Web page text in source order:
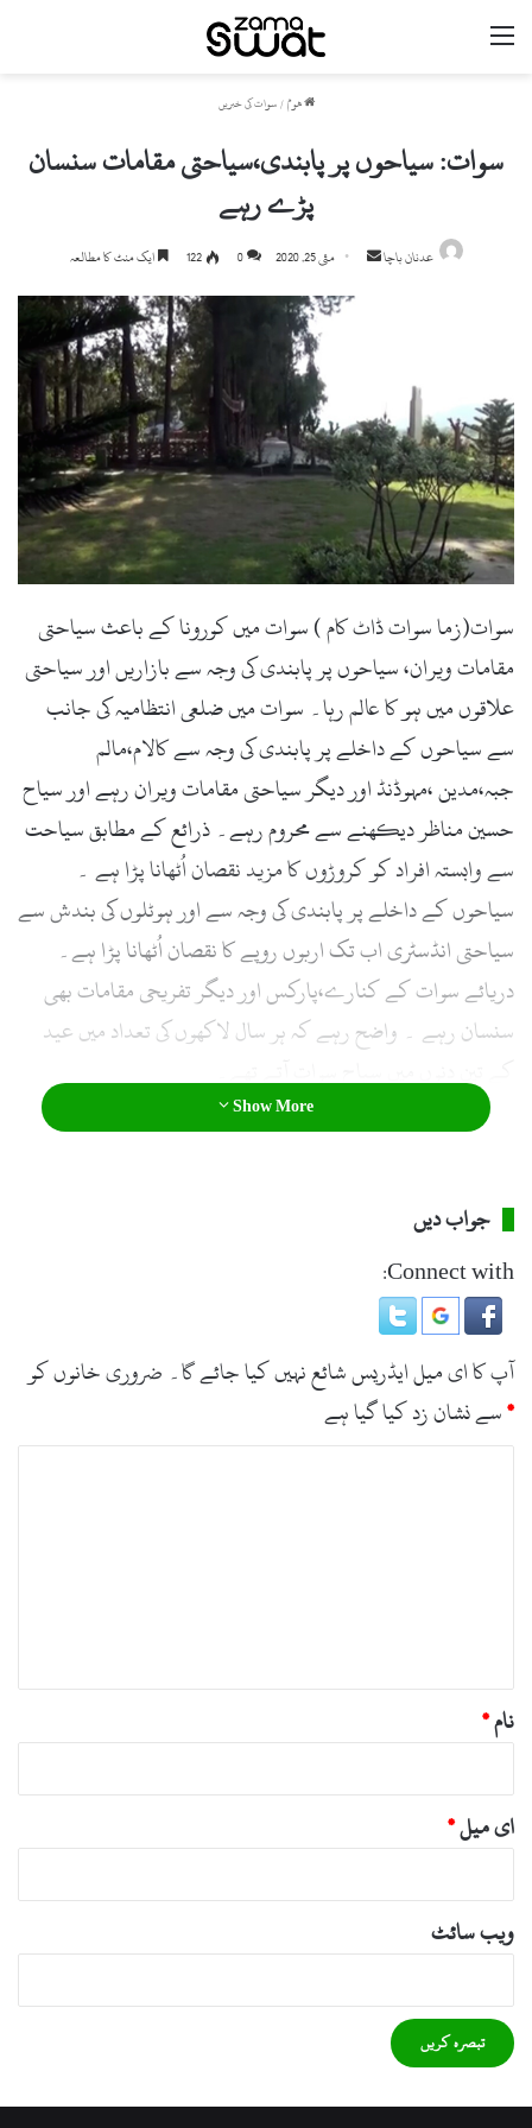
مینو
ھوم / سوات کی خبریں
سوات: سیاحوں پر پابندی،سیاحتی مقامات سنسان
پڑے رہے
عدنان باچا
Send
email
مئی 25, 2020 0
122 ایک منٹ کا مطالعہ
سوات(زما سوات ڈاٹ کام ) سوات میں کورونا کے باعث سیاحتی
مقامات ویران، سیاحوں پر پابندی کی وجہ سے بازاریں اور سیاحتی
علاقوں میں ہو کا عالم رہا۔ سوات میں ضلعی انتظامیہ کی جانب
سے سیاحوں کے داخلے پر پابندی کی وجہ سے کالام،مالم
جبہ،مدین ،مہوڈنڈ اور دیگر سیاحتی مقامات ویران رہے اور سیاح
حسین مناظر دیکھنے سے محروم رہے۔ ذرائع کے مطابق سیاحت
سے وابستہ افراد کو کروڑوں کا مزید نقصان اُٹھانا پڑا ہے ۔
سیاحوں کے داخلے پر پابندی کی وجہ سے اور ہوٹلوں کی بندش سے
سیاحتی انڈسٹری اب تک اربوں روپے کا نقصان اُٹھانا پڑا ہے۔
دریائے سوات کے کنارے،پارکس اور دیگر تفریحی مقامات بھی
سنسان رہے ۔ واضح رہے کہ ہر سال لاکھوں کی تعداد میں عید
Show More
جواب دیں
Connect with:
آپ کا ای میل ایڈریس شائع نہیں کیا جائے گا۔ ضروری خانوں کو
*سے نشان زد کیا گیا ہے
نام*
ای میل*
ویب‌ سائٹ